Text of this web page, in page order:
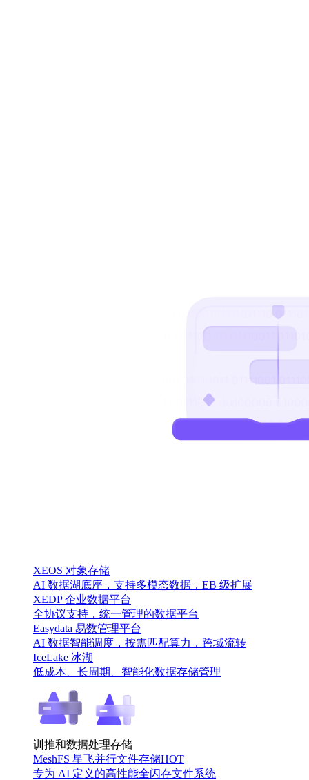
XEOS 对象存储
AI 数据湖底座，支持多模态数据，EB 级扩展
XEDP 企业数据平台
全协议支持，统一管理的数据平台
Easydata 易数管理平台
AI 数据智能调度，按需匹配算力，跨域流转
IceLake 冰湖
低成本、长周期、智能化数据存储管理
训推和数据处理存储
MeshFS 星飞并行文件存储HOT
专为 AI 定义的高性能全闪存文件系统